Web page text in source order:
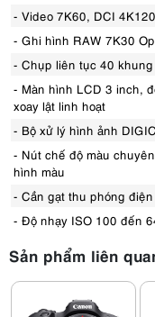
- Video 7K60, DCI
- Ghi hình RAW 7K30
- Chụp liên tục 40
- Màn hình LCD 3 inch,
xoay lật linh hoạt
- Bộ xử lý hình ảnh
- Nút chế độ màu
hình màu
- Cần gạt thu phóng
- Độ nhạy ISO 100 đến
Sản phẩm liên